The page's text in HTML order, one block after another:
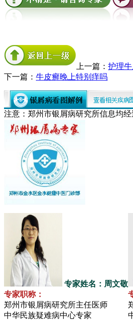
上一篇： 护理
下一篇： 牛皮癣晚上特别痒吗
注意：郑州市银屑病研究所信息均
专家姓名：周文敬
专家职称：
郑州市银屑病研究所主任医师
中华民族疑难病中心专家